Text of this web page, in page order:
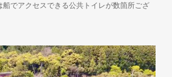
船でアクセスできる公共トイレが数箇所ござ